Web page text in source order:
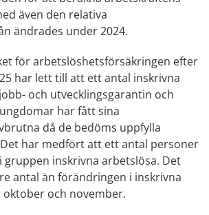
även den relativa
ändrades under 2024.
för arbetslöshetsförsäkringen efter
har lett till att ett antal inskrivna
och utvecklingsgarantin och
har fått sina
då de bedöms uppfylla
har medfört att ett antal personer
gruppen inskrivna arbetslösa. Det
antal än förändringen i inskrivna
och november.